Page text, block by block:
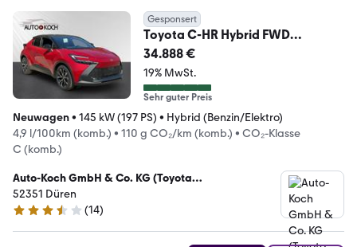
Gesponsert
Toyota C-HR Hybrid FWD
Teamplayer 2.0 EU6e Navi LED
ACC
34.888 €
19% MwSt.
Sehr guter Preis
Neuwagen• 145 kW (197 PS) • Hybrid (Benzin/Elektro)
4,9 l/100km (komb.) • 110 g CO₂/km (komb.) • CO₂-Klasse
C (komb.)
Auto-Koch GmbH & Co. KG (Toyota
Vertragshändler)
52351 Düren
3.7 Sterne
(14)